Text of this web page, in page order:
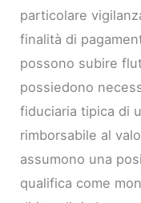
particolare
finalità di
possono subire
possiedono
fiduciaria tipica di
rimborsabile al
assumono una
qualifica come